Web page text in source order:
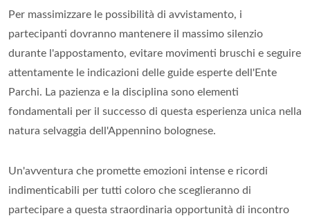
Per massimizzare le possibilità di avvistamento, i
partecipanti dovranno mantenere il massimo silenzio
durante l'appostamento, evitare movimenti bruschi e seguire
attentamente le indicazioni delle guide esperte dell'Ente
Parchi. La pazienza e la disciplina sono elementi
fondamentali per il successo di questa esperienza unica nella
natura selvaggia dell'Appennino bolognese.
Un'avventura che promette emozioni intense e ricordi
indimenticabili per tutti coloro che sceglieranno di
partecipare a questa straordinaria opportunità di incontro